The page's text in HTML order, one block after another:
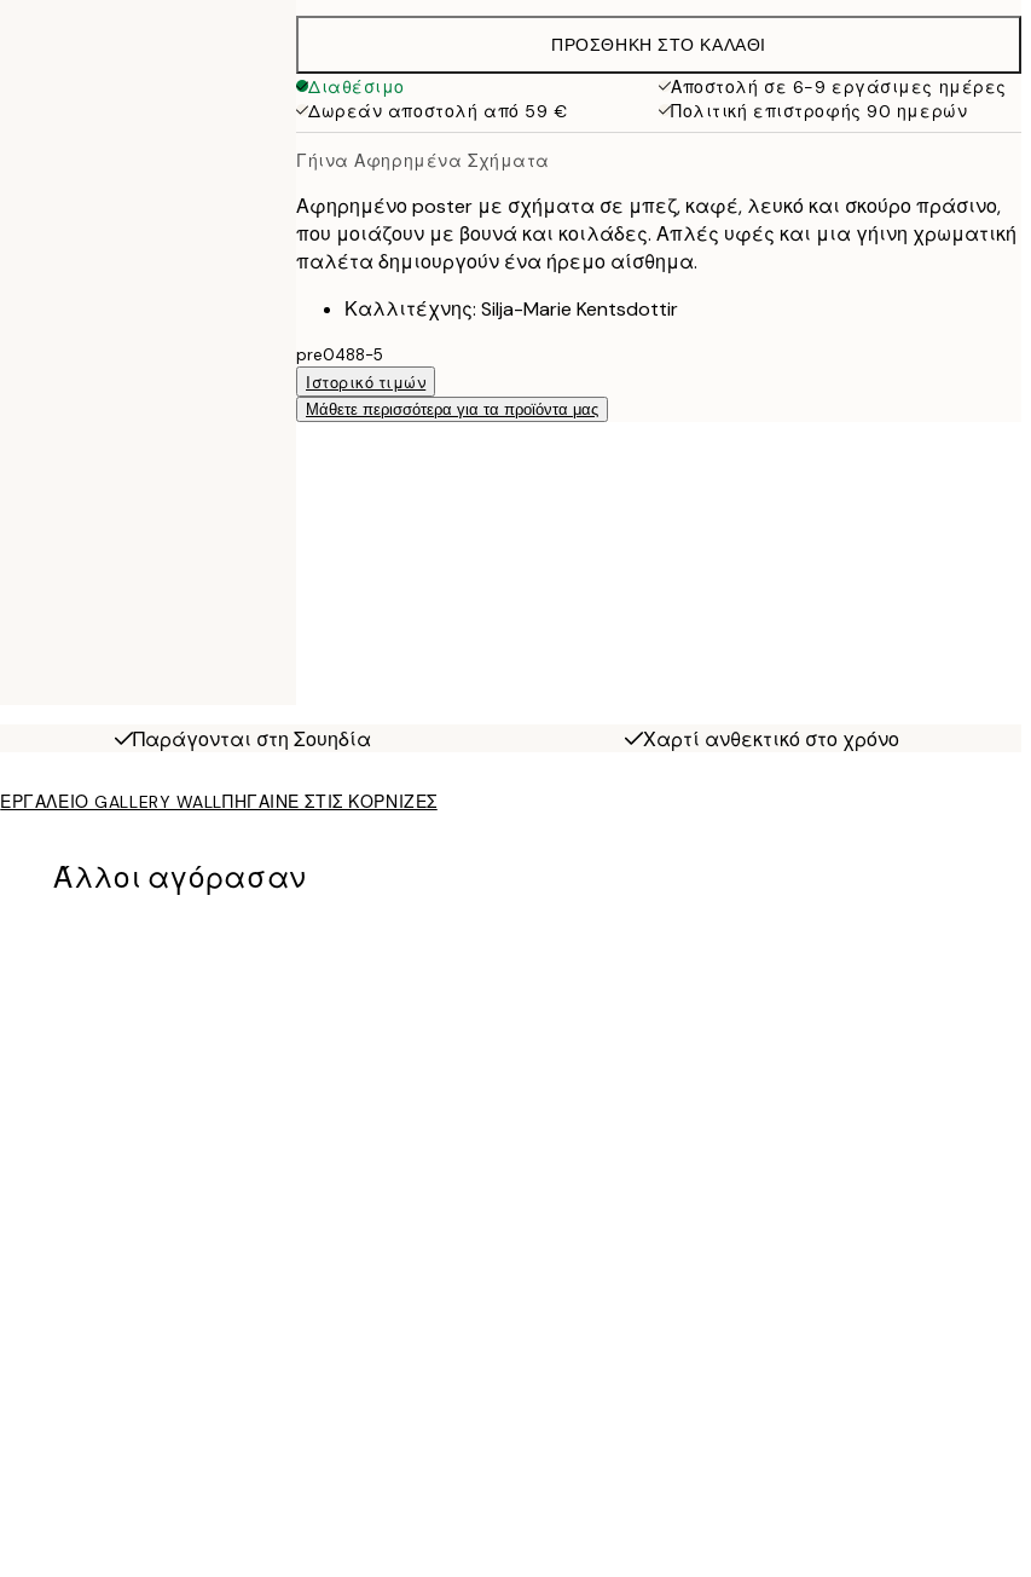
38 €
ΠΡΟΣΘΉΚΗ ΣΤΟ ΚΑΛΆΘΙ
Διαθέσιμο
Αποστολή σε 6-9 εργάσιμες ημέρες
Δωρεάν αποστολή από 59 €
Πολιτική επιστροφής 90 ημερών
Γήινα Αφηρημένα Σχήματα
Αφηρημένο poster με σχήματα σε μπεζ, καφέ, λευκό και σκούρο πράσινο,
που μοιάζουν με βουνά και κοιλάδες. Απλές υφές και μια γήινη χρωματική
παλέτα δημιουργούν ένα ήρεμο αίσθημα.
Καλλιτέχνης: Silja-Marie Kentsdottir
pre0488-5
Ιστορικό τιμών
Μάθετε περισσότερα για τα προϊόντα μας
Παράγονται στη Σουηδία Χαρτί ανθεκτικό στο χρόνο
ΕΡΓΑΛΕΙΟ GALLERY WALLΠΗΓΑΙΝΕ ΣΤΙΣ ΚΟΡΝΙΖΕΣ
Άλλοι αγόρασαν